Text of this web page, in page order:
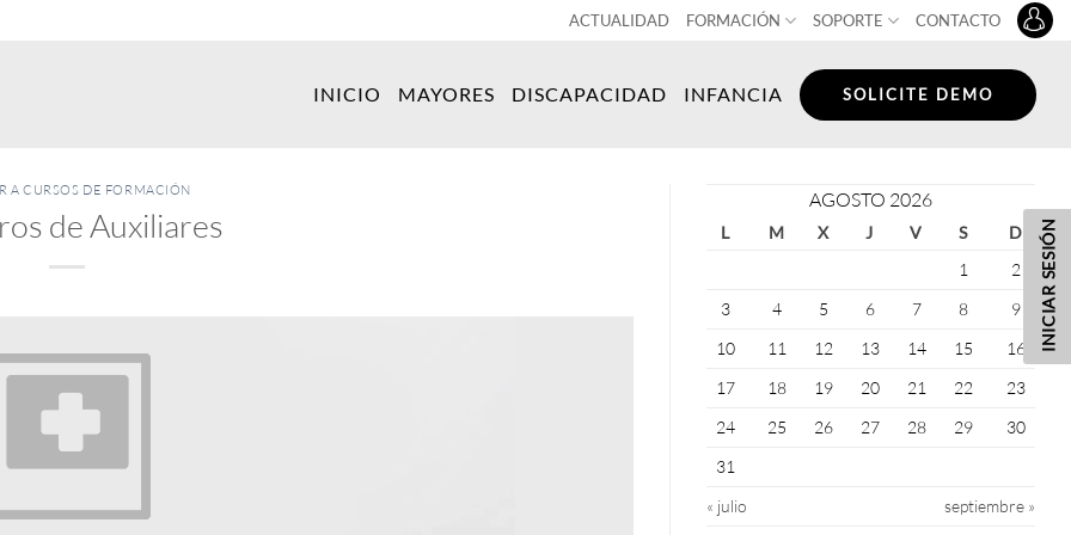
ACTUALIDAD FORMACIÓN SOPORTE CONTACTO
INICIO MAYORES DISCAPACIDAD INFANCIA SOLICITE DEMO
A CURSOS DE FORMACIÓN
de Auxiliares
AGOSTO 2026
L M X J V S
D
1
2
3
4 5 6 7 8
9
10
11 12 13 14 15
16
17
18 19 20 21 22
23
24
25 26 27 28 29
30
31
« julio
septiembre »
INICIAR SESIÓN